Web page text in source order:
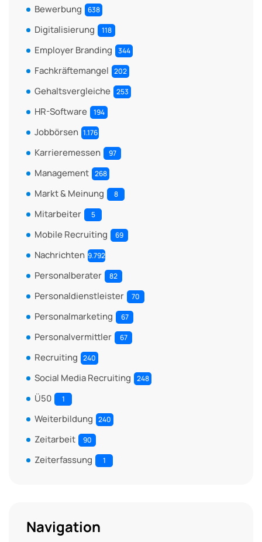
Bewerbung 638
Digitalisierung 118
Employer Branding 344
Fachkräftemangel 202
Gehaltsvergleiche 253
HR-Software 194
Jobbörsen 1.176
Karrieremessen 97
Management 268
Markt & Meinung 8
Mitarbeiter 5
Mobile Recruiting 69
Nachrichten 9.792
Personalberater 82
Personaldienstleister 70
Personalmarketing 67
Personalvermittler 67
Recruiting 240
Social Media Recruiting 248
Ü50 1
Weiterbildung 240
Zeitarbeit 90
Zeiterfassung 1
Navigation